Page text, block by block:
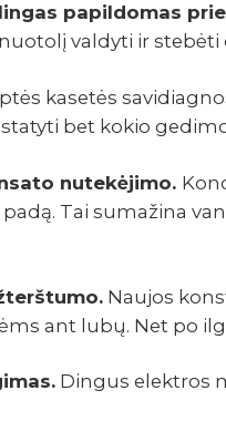
papildomas
valdyti ir
kasetės
bet kokio
nutekėjimo.
Tai sumažina
Naujos
ant lubų. Net po
Dingus elektros